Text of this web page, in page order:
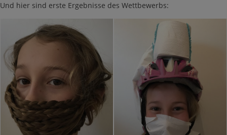
Und hier sind erste Ergebnisse des Wettbewerbs: